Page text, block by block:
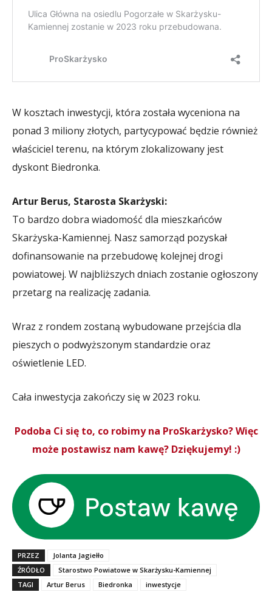
W kosztach inwestycji, która została wyceniona na
ponad 3 miliony złotych, partycypować będzie również
właściciel terenu, na którym zlokalizowany jest
dyskont Biedronka.
Artur Berus, Starosta Skarżyski:
To bardzo dobra wiadomość dla mieszkańców
Skarżyska-Kamiennej. Nasz samorząd pozyskał
dofinansowanie na przebudowę kolejnej drogi
powiatowej. W najbliższych dniach zostanie ogłoszony
przetarg na realizację zadania.
Wraz z rondem zostaną wybudowane przejścia dla
pieszych o podwyższonym standardzie oraz
oświetlenie LED.
Cała inwestycja zakończy się w 2023 roku.
Podoba Ci się to, co robimy na ProSkarżysko? Więc
może postawisz nam kawę? Dziękujemy! :)
PRZEZ
Jolanta Jagiełło
ŹRÓDŁO
Starostwo Powiatowe w Skarżysku-Kamiennej
TAGI
Artur Berus Biedronka
inwestycje